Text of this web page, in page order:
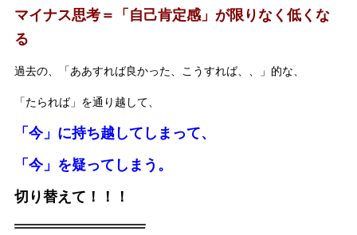
マイナス思考＝「自己肯定感」が限りなく低くな
る
過去の、「ああすれば良かった、こうすれば、、」的な、
「たられば」を通り越して、
「今」に持ち越してしまって、
「今」を疑ってしまう。
切り替えて！！！